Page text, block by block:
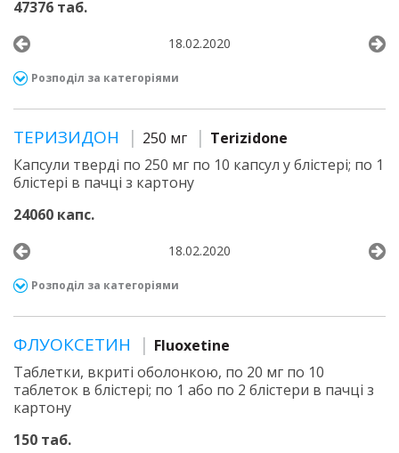
47376 таб.
18.02.2020
Розподіл за категоріями
ТЕРИЗИДОН 250 мг
Terizidone
Капсули тверді по 250 мг по 10 капсул у блістері; по 1
блістері в пачці з картону
24060 капс.
18.02.2020
Розподіл за категоріями
ФЛУОКСЕТИН
Fluoxetine
Таблетки, вкриті оболонкою, по 20 мг по 10
таблеток в блістері; по 1 або по 2 блістери в пачці з
картону
150 таб.